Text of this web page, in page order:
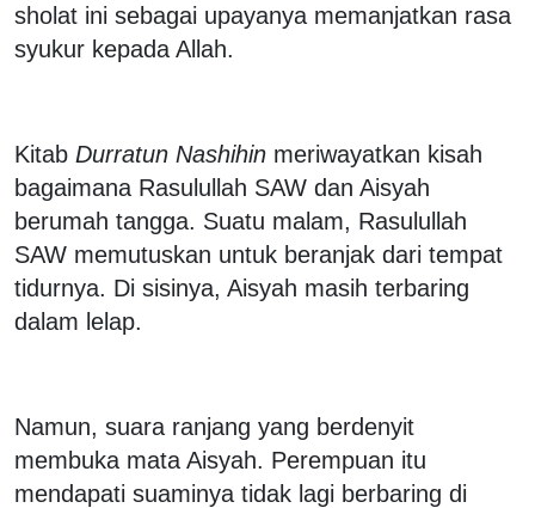
sholat ini sebagai upayanya memanjatkan rasa
syukur kepada Allah.
Kitab Durratun Nashihin meriwayatkan kisah
bagaimana Rasulullah SAW dan Aisyah
berumah tangga. Suatu malam, Rasulullah
SAW memutuskan untuk beranjak dari tempat
tidurnya. Di sisinya, Aisyah masih terbaring
dalam lelap.
Namun, suara ranjang yang berdenyit
membuka mata Aisyah. Perempuan itu
mendapati suaminya tidak lagi berbaring di